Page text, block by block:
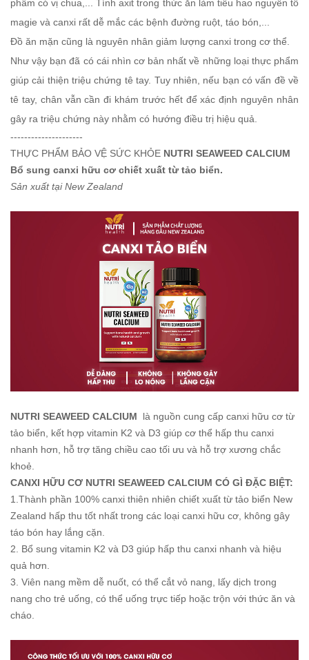
phẩm có vị chua,... Tính axit trong thức ăn làm tiêu hao nguyên tố
magie và canxi rất dễ mắc các bệnh đường ruột, táo bón,...
Đồ ăn mặn cũng là nguyên nhân giảm lượng canxi trong cơ thể.
Như vậy bạn đã có cái nhìn cơ bản nhất về những loại thực phẩm
giúp cải thiện triệu chứng tê tay. Tuy nhiên, nếu bạn có vấn đề về
tê tay, chân vẫn cần đi khám trước hết để xác định nguyên nhân
gây ra triệu chứng này nhằm có hướng điều trị hiệu quả.
---------------------
THỰC PHẨM BẢO VỆ SỨC KHỎE NUTRI SEAWEED CALCIUM
Bổ sung canxi hữu cơ chiết xuất từ tảo biển.
Sản xuất tại New Zealand
NUTRI SEAWEED CALCIUM là nguồn cung cấp canxi hữu cơ từ
tảo biển, kết hợp vitamin K2 và D3 giúp cơ thể hấp thu canxi
nhanh hơn, hỗ trợ tăng chiều cao tối ưu và hỗ trợ xương chắc
khoẻ.
CANXI HỮU CƠ NUTRI SEAWEED CALCIUM CÓ GÌ ĐẶC BIỆT:
1.Thành phần 100% canxi thiên nhiên chiết xuất từ tảo biển New
Zealand hấp thu tốt nhất trong các loại canxi hữu cơ, không gây
táo bón hay lắng cặn.
2. Bổ sung vitamin K2 và D3 giúp hấp thu canxi nhanh và hiệu
quả hơn.
3. Viên nang mềm dễ nuốt, có thể cắt vỏ nang, lấy dịch trong
nang cho trẻ uống, có thể uống trực tiếp hoặc trộn với thức ăn và
cháo.